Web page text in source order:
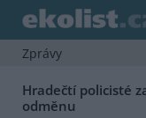
Zprávy
Hradečtí policisté
odměnu